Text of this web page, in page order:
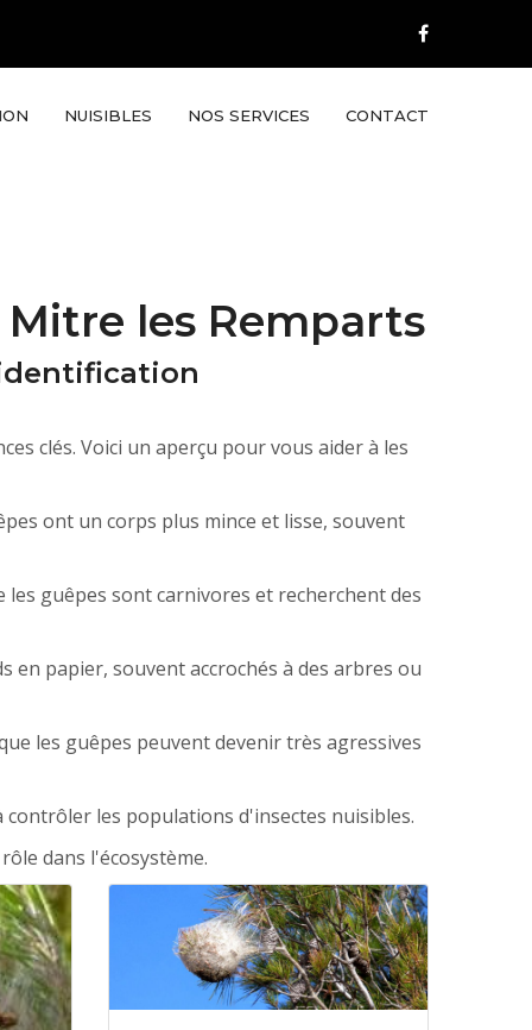
NUISIBLES NOS SERVICES CONTACT
les Remparts
clés. Voici un aperçu pour vous aider à les
ont un corps plus mince et lisse, souvent
guêpes sont carnivores et recherchent des
en papier, souvent accrochés à des arbres ou
les guêpes peuvent devenir très agressives
les populations d'insectes nuisibles.
dans l'écosystème.